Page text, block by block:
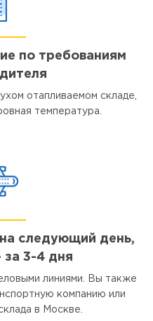
по требованиям
отапливаемом складе,
температура.
следующий день,
за 3-4 дня
линиями. Вы также
компанию или
в Москве.